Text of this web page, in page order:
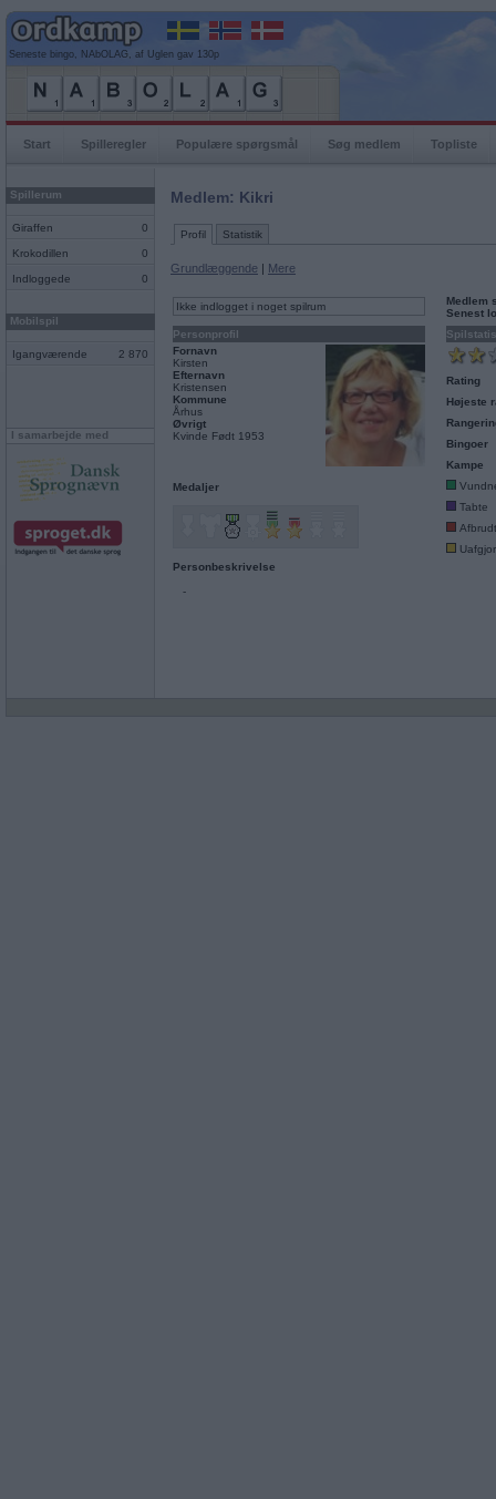
Seneste bingo, NAbOLAG, af Uglen gav 130p
Start Spilleregler Populære spørgsmål Søg medlem Topliste
Spillerum
Giraffen 0
Krokodillen 0
Indloggede 0
Mobilspil
Igangværende 2 870
I samarbejde med
Medlem: Kikri
Profil Statistik
Grundlæggende | Mere
Ikke indlogget i noget spilrum
Personprofil
Fornavn
Kirsten
Efternavn
Kristensen
Kommune
Århus
Øvrigt
Kvinde Født 1953
Medaljer
Personbeskrivelse
-
Medlem
Senest
Rating
Højeste
Bingoer
Kampe
Tabte